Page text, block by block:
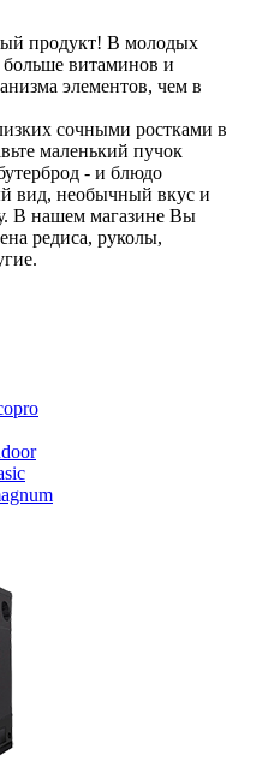
продукт! В молодых
больше витаминов и
элементов, чем в
сочными ростками в
маленький пучок
- и блюдо
вид, необычный вкус и
В нашем магазине Вы
редиса, руколы,